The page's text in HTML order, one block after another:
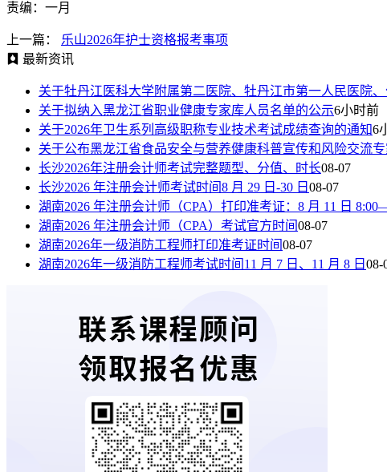
责编：一月
上一篇：
乐山2026年护士资格报考事项
最新资讯
关于牡丹江医科大学附属第二医院、牡丹江市第一人民医院
关于拟纳入黑龙江省职业健康专家库人员名单的公示6小时前
关于2026年卫生系列高级职称专业技术考试成绩查询的通知6
关于公布黑龙江省食品安全与营养健康科普宣传和风险交流
长沙2026年注册会计师考试完整题型、分值、时长08-07
长沙2026 年注册会计师考试时间8 月 29 日-30 日 08-07
湖南2026 年注册会计师（CPA）打印准考证：8 月 11 日
湖南2026 年注册会计师（CPA）考试官方时间08-07
湖南2026年一级消防工程师打印准考证时间08-07
湖南2026年一级消防工程师考试时间11 月 7 日、11 月 8 日 08-